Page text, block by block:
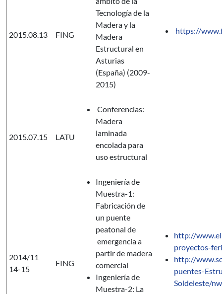
2015.08.13 FING
Tecnología de la
Madera y la
Madera
Estructural en
Asturias
(España) (2009-
2015)
https://
2015.07.15 LATU
Conferencias:
Madera
laminada
encolada para
uso estructural
2014/11
14-15
FING
Ingeniería de
Muestra-1:
Fabricación de
un puente
peatonal de
emergencia a
partir de madera
comercial
Ingeniería de
Muestra-2: La
http://
proyectos-
http://
puentes-
Soldeleste/